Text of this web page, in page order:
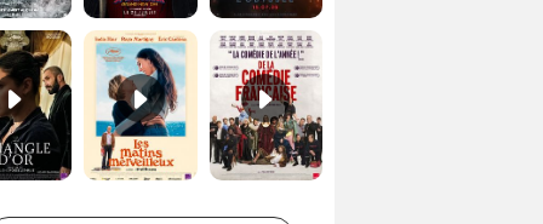
Le Triangle d'or Bande-annonce VF De la Comédie-Française Teaser VF